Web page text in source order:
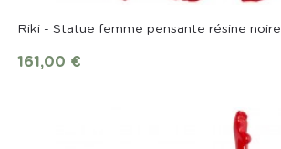
Riki - Statue femme pensante résine noire
161,00 €